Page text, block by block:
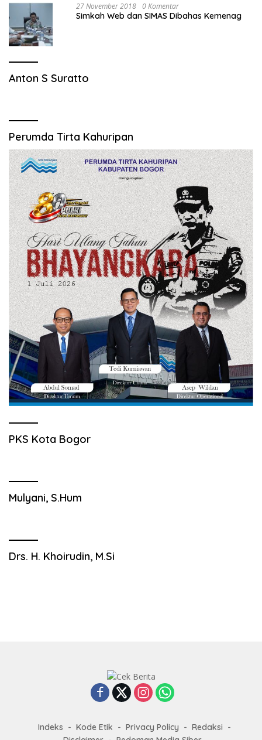
27 November 2018 0 Komentar
Simkah Web dan SIMAS Dibahas Kemenag
Anton S Suratto
Perumda Tirta Kahuripan
PKS Kota Bogor
Mulyani, S.Hum
Drs. H. Khoirudin, M.Si
Indeks Kode Etik Privacy Policy
Redaksi